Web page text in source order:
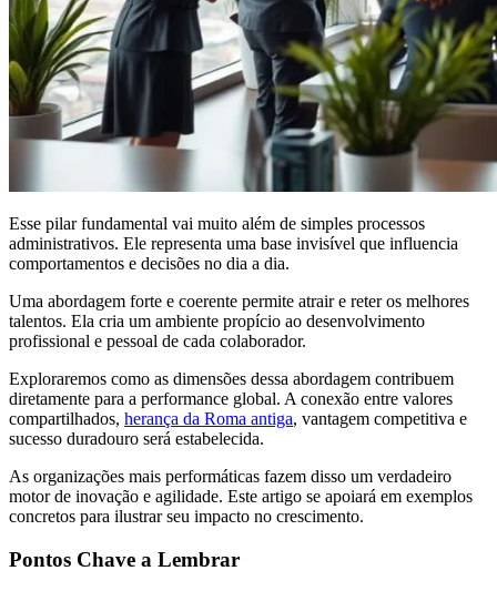
Esse pilar fundamental vai muito além de simples processos
administrativos. Ele representa uma base invisível que influencia
comportamentos e decisões no dia a dia.
Uma abordagem forte e coerente permite atrair e reter os melhores
talentos. Ela cria um ambiente propício ao desenvolvimento
profissional e pessoal de cada colaborador.
Exploraremos como as dimensões dessa abordagem contribuem
diretamente para a performance global. A conexão entre valores
compartilhados, herança da Roma antiga, vantagem competitiva e
sucesso duradouro será estabelecida.
As organizações mais performáticas fazem disso um verdadeiro
motor de inovação e agilidade. Este artigo se apoiará em exemplos
concretos para ilustrar seu impacto no crescimento.
Pontos Chave a Lembrar